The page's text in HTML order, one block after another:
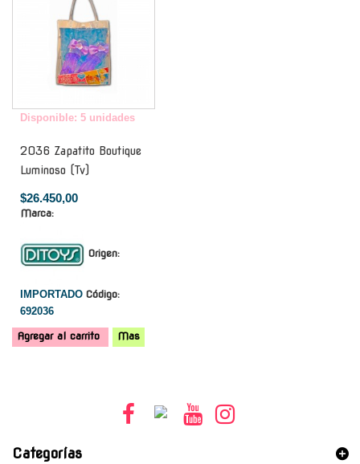
Disponible: 5 unidades
2036 Zapatito Boutique
Luminoso (Tv)
$26.450,00
Marca:
Origen:
IMPORTADO Código:
692036
Agregar al carrito Mas
Categorías